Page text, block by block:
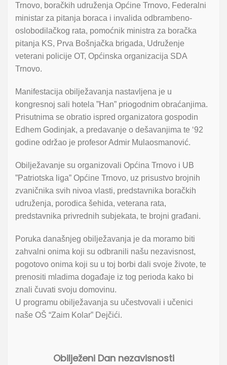
Trnovo, boračkih udruženja Općine Trnovo, Federalni
ministar za pitanja boraca i invalida odbrambeno-
oslobodilačkog rata, pomoćnik ministra za boračka
pitanja KS, Prva Bošnjačka brigada, Udruženje
veterani policije OT, Općinska organizacija SDA
Trnovo.
Manifestacija obilježavanja nastavljena je u
kongresnoj sali hotela ”Han” priogodnim obraćanjima.
Prisutnima se obratio ispred organizatora gospodin
Edhem Godinjak, a predavanje o dešavanjima te ‘92
godine održao je profesor Admir Mulaosmanović.
Obilježavanje su organizovali Općina Trnovo i UB
”Patriotska liga” Općine Trnovo, uz prisustvo brojnih
zvaničnika svih nivoa vlasti, predstavnika boračkih
udruženja, porodica šehida, veterana rata,
predstavnika privrednih subjekata, te brojni građani.
Poruka današnjeg obilježavanja je da moramo biti
zahvalni onima koji su odbranili našu nezavisnost,
pogotovo onima koji su u toj borbi dali svoje živote, te
prenositi mladima događaje iz tog perioda kako bi
znali čuvati svoju domovinu.
U programu obilježavanja su učestvovali i učenici
naše OŠ “Zaim Kolar” Dejčići.
Obilježeni Dan nezavisnosti